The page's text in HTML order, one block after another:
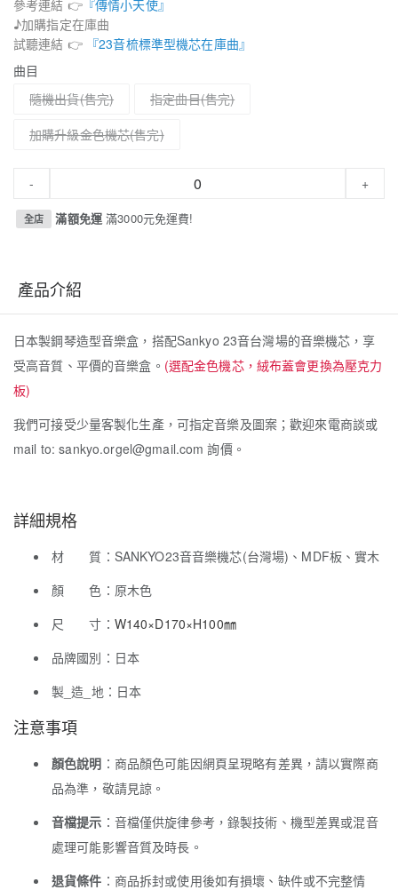
參考連結 👉『傳情小天使』
♪加購指定在庫曲
試聽連結 👉 『23音梳標準型機芯在庫曲』
曲目
隨機出貨
指定曲目
加購升級金色機芯
- +
全店 滿額免運滿3000元免運費!
產品介紹
日本製鋼琴造型音樂盒，搭配Sankyo 23音台灣場的音樂機芯，享
受高音質、平價的音樂盒。 (選配金色機芯，絨布蓋會更換為壓克力
板)
我們可接受少量客製化生產，可指定音樂及圖案；歡迎來電商談或
mail to: sankyo.orgel@gmail.com 詢價。
詳細規格
材 質：SANKYO23音音樂機芯(台灣場)、MDF板、實木
顏 色：原木色
尺 寸： W140×D170×H100㎜
品牌國別：日本
製_造_地：日本
注意事項
顏色說明 ：商品顏色可能因網頁呈現略有差異，請以實際商
品為準，敬請見諒。
音檔提示 ：音檔僅供旋律參考，錄製技術、機型差異或混音
處理可能影響音質及時長。
退貨條件 ：商品拆封或使用後如有損壞、缺件或不完整情